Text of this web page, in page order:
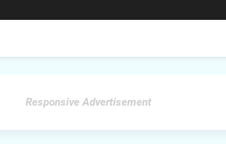
Responsive Advertisement